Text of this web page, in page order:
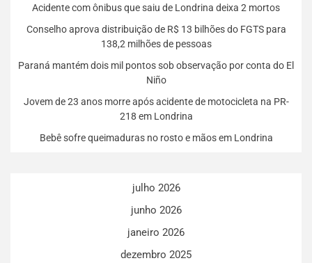
Acidente com ônibus que saiu de Londrina deixa 2 mortos
Conselho aprova distribuição de R$ 13 bilhões do FGTS para
138,2 milhões de pessoas
Paraná mantém dois mil pontos sob observação por conta do El
Niño
Jovem de 23 anos morre após acidente de motocicleta na PR-
218 em Londrina
Bebê sofre queimaduras no rosto e mãos em Londrina
julho 2026
junho 2026
janeiro 2026
dezembro 2025